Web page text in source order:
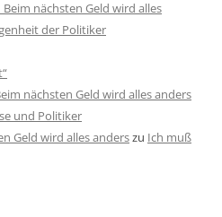
nächsten Geld wird alles
der Politiker
nächsten Geld wird alles anders
und Politiker
Geld wird alles anderszu Ich muß